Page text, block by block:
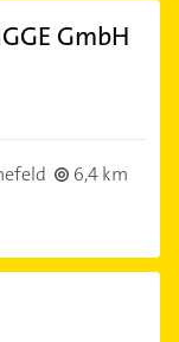
GmbH
6,4 km